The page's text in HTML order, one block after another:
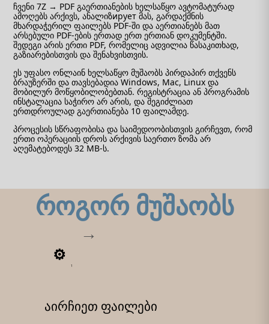
ჩვენი 7Z → PDF გაერთიანების ხელსაწყო ავტომატურად
ამოღებს არქივს, ანალიზирует მას, გარდაქმნის
მხარდაჭერილ ფაილებს PDF-ში და აერთიანებს მათ
არსებული PDF-ების ერთად ერთ ერთიან დოკუმენტში.
შედეგი არის ერთი PDF, რომელიც ადვილია წასაკითხად,
გაზიარებისთვის და შენახვისთვის.
ეს უფასო ონლაინ ხელსაწყო მუშაობს პირდაპირ თქვენს
ბრაუზერში და თავსებადია Windows, Mac, Linux და
მობილურ მოწყობილობებთან. რეგისტრაცია ან პროგრამის
ინსტალაცია საჭირო არ არის, და შეგიძლიათ
ერთდროულად გაერთიანება 10 ფაილამდე.
პროცესის სწრაფობისა და საიმედოობისთვის გირჩევთ, რომ
ერთი ოპერაციის დროს არქივის საერთო ზომა არ
აღემატებოდეს 32 MB-ს.
როგორ მუშაობს
1
აირჩიეთ ფაილები